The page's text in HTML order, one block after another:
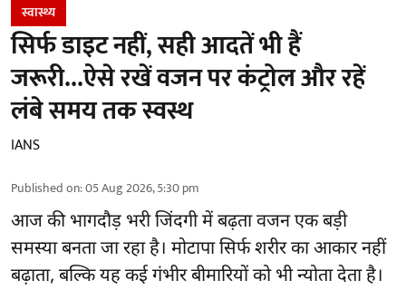
स्वास्थ्य
सिर्फ डाइट नहीं, सही आदतें भी हैं
जरूरी...ऐसे रखें वजन पर कंट्रोल और रहें
लंबे समय तक स्वस्थ
IANS
Published on:05 Aug 2026, 5:30 pm
आज की भागदौड़ भरी जिंदगी में बढ़ता वजन एक बड़ी
समस्या बनता जा रहा है। मोटापा सिर्फ शरीर का आकार नहीं
बढ़ाता, बल्कि यह कई गंभीर बीमारियों को भी न्योता देता है।